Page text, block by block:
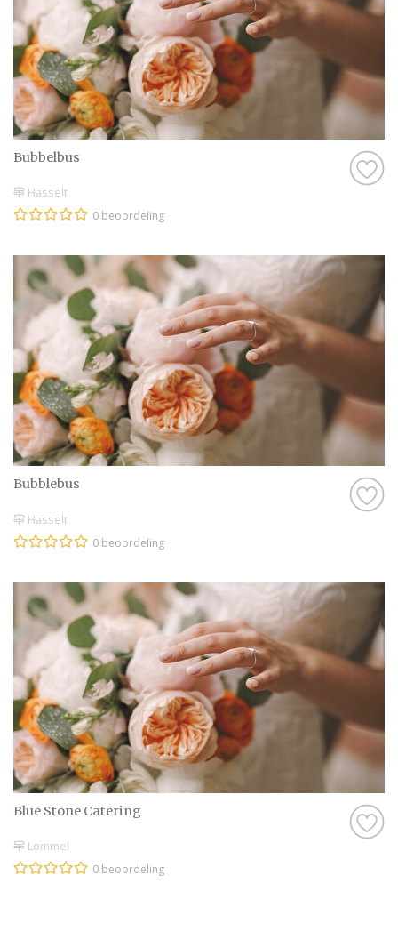
Bubbelbus
Hasselt
0 beoordeling
Bubblebus
Hasselt
0 beoordeling
Blue Stone Catering
Lommel
0 beoordeling